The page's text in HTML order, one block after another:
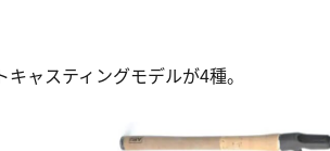
ャスティングモデルが4種。